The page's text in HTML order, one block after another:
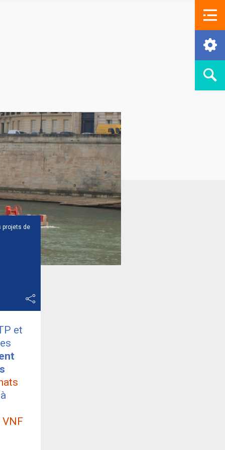
projets de
et
VNF